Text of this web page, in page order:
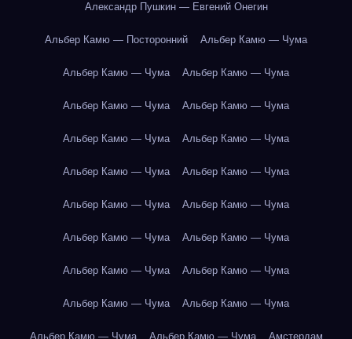
Александр Пушкин — Евгений Онегин
Альбер Камю — Посторонний Альбер Камю — Чума
Альбер Камю — Чума Альбер Камю — Чума
Альбер Камю — Чума Альбер Камю — Чума
Альбер Камю — Чума Альбер Камю — Чума
Альбер Камю — Чума Альбер Камю — Чума
Альбер Камю — Чума Альбер Камю — Чума
Альбер Камю — Чума Альбер Камю — Чума
Альбер Камю — Чума Альбер Камю — Чума
Альбер Камю — Чума Альбер Камю — Чума
Альбер Камю — Чума Альбер Камю — Чума Амстердам